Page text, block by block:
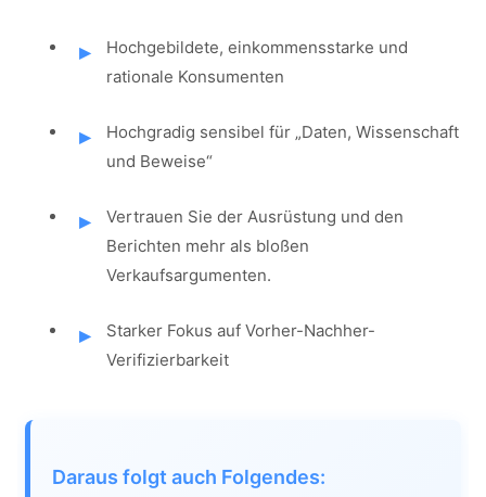
Hochgebildete, einkommensstarke und
rationale Konsumenten
Hochgradig sensibel für „Daten, Wissenschaft
und Beweise“
Vertrauen Sie der Ausrüstung und den
Berichten mehr als bloßen
Verkaufsargumenten.
Starker Fokus auf Vorher-Nachher-
Verifizierbarkeit
Daraus folgt auch Folgendes: